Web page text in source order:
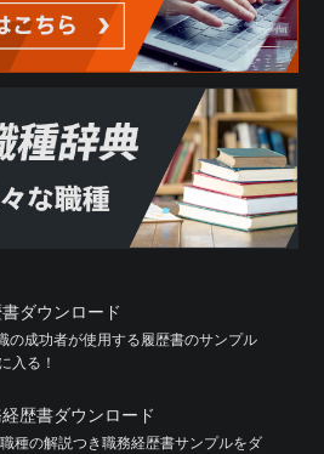
ダウンロード
の成功者が使用する履歴書のサンプル
入る！
歴書ダウンロード
種の解説つき職務経歴書サンプルをダ